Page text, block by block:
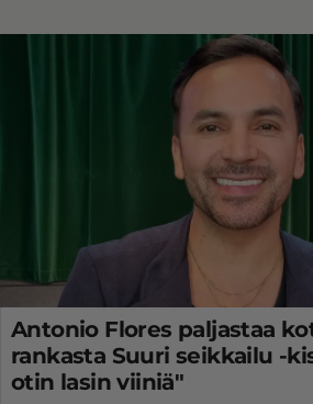
Antonio Flores paljastaa
rankasta Suuri seikkailu -
otin lasin viiniä"